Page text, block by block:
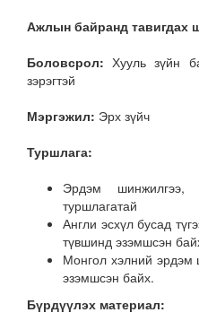
Ажлын байранд тавигдах
Боловсрол: Хууль зүйн
зэрэгтэй
Мэргэжил: Эрх зүйч
Туршлага:
Эрдэм шинжилгээ,
туршлагатай
Англи эсхүл бусад
түвшинд эзэмшсэн
Монгол хэлний эрдэм
эзэмшсэн байх.
Бүрдүүлэх материал: